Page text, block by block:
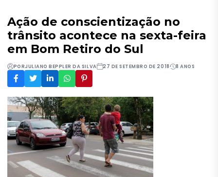
Ação de conscientização no
trânsito acontece na sexta-feira
em Bom Retiro do Sul
PORJULIANO BEPPLER DA SILVA 27 DE SETEMBRO DE 2018 8 ANOS